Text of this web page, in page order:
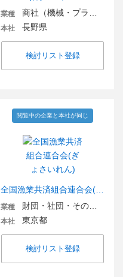
業種
本社 長野県
検討リスト登録
閲覧中の企業と本社が同じ
業種
本社 東京都
検討リスト登録